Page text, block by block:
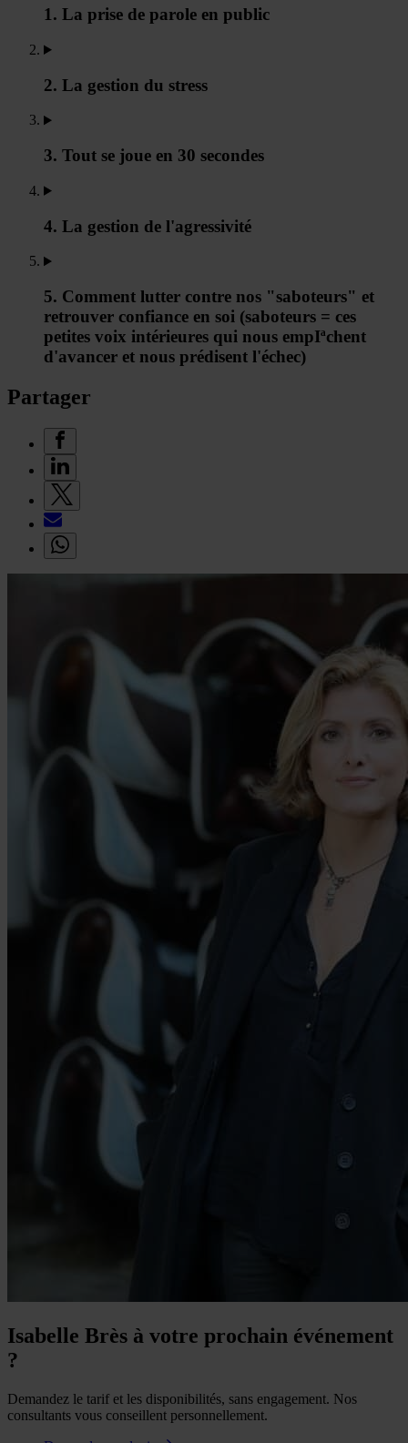
1. La prise de parole en public
2. La gestion du stress
3. Tout se joue en 30 secondes
4. La gestion de l'agressivité
5. Comment lutter contre nos "saboteurs" et
retrouver confiance en soi (saboteurs = ces
petites voix intérieures qui nous empIªchent
d'avancer et nous prédisent l'échec)
Partager
Isabelle Brès à votre prochain événement
?
Demandez le tarif et les disponibilités, sans engagement. Nos
consultants vous conseillent personnellement.